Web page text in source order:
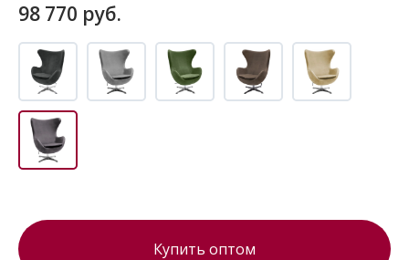
98 770 руб.
Купить оптом